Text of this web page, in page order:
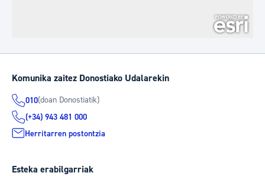
Komunika zaitez Donostiako Udalarekin
010(doan Donostiatik)
(+34) 943 481 000
Herritarren postontzia
Esteka erabilgarriak